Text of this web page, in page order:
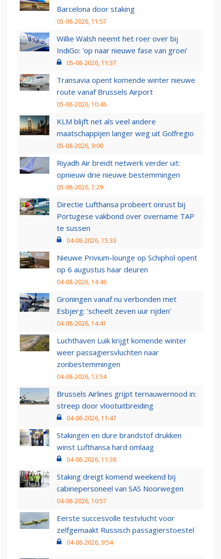
Barcelona door staking
05-08-2026, 11:57
Willie Walsh neemt het roer over bij
IndiGo: 'op naar nieuwe fase van groei'
05-08-2026, 11:37
Transavia opent komende winter nieuwe
route vanaf Brussels Airport
05-08-2026, 10:46
KLM blijft net als veel andere
maatschappijen langer weg uit Golfregio
05-08-2026, 9:00
Riyadh Air breidt netwerk verder uit:
opnieuw drie nieuwe bestemmingen
05-08-2026, 7:29
Directie Lufthansa probeert onrust bij
Portugese vakbond over overname TAP
te sussen
04-08-2026, 15:33
Nieuwe Privium-lounge op Schiphol opent
op 6 augustus haar deuren
04-08-2026, 14:46
Groningen vanaf nu verbonden met
Esbjerg: 'scheelt zeven uur rijden'
04-08-2026, 14:41
Luchthaven Luik krijgt komende winter
weer passagiersvluchten naar
zonbestemmingen
04-08-2026, 13:54
Brussels Airlines grijpt ternauwernood in:
streep door vlootuitbreiding
04-08-2026, 11:47
Stakingen en dure brandstof drukken
winst Lufthansa hard omlaag
04-08-2026, 11:38
Staking dreigt komend weekend bij
cabinepersoneel van SAS Noorwegen
04-08-2026, 10:57
Eerste succesvolle testvlucht voor
zelfgemaakt Russisch passagierstoestel
04-08-2026, 9:54